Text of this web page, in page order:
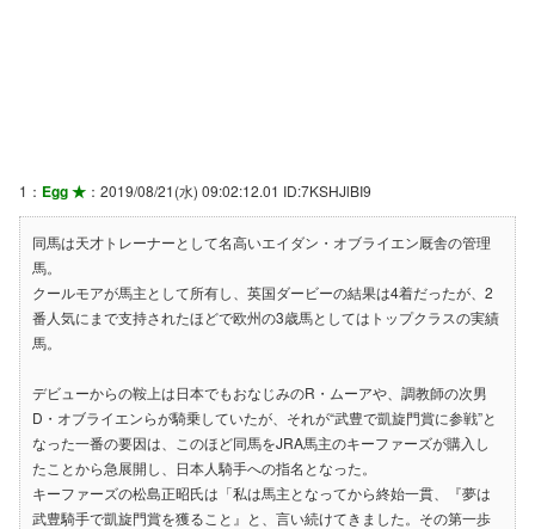
1： Egg ★ ：2019/08/21(水) 09:02:12.01 ID:7KSHJlBI9
同馬は天才トレーナーとして名高いエイダン・オブライエン厩舎の管理
馬。
クールモアが馬主として所有し、英国ダービーの結果は4着だったが、2
番人気にまで支持されたほどで欧州の3歳馬としてはトップクラスの実績
馬。
デビューからの鞍上は日本でもおなじみのR・ムーアや、調教師の次男
D・オブライエンらが騎乗していたが、それが“武豊で凱旋門賞に参戦”と
なった一番の要因は、このほど同馬をJRA馬主のキーファーズが購入し
たことから急展開し、日本人騎手への指名となった。
キーファーズの松島正昭氏は「私は馬主となってから終始一貫、『夢は
武豊騎手で凱旋門賞を獲ること』と、言い続けてきました。その第一歩